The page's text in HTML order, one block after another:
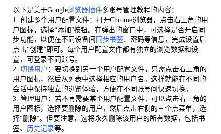
以下是关于Google浏览器插件多账号管理教程的内容：
1. 创建多个用户配置文件：打开Chrome浏览器，点击右上角的用
户图标，选择“添加”按钮。在弹出的窗口中，可选择是否开启同
步功能，以便在不同设备间 同步书签、密码等信息，完成设置后
点击“创建”即可。每个用户配置文件都有独立的浏览数据和设
置，可登录不同账号。
2. 切换用户 ：要切换到另一个用户配置文件，只需点击右上角的
用户图标，然后从列表中选择相应的用户名。这样就能在不同的
会话中保持独立的浏览体验，方便在不同账号间快速切换。
3. 管理用户：若不再需要某个用户配置文件，可以点击右上角的
用户图标，选择要删除的用户，然后点击右侧的三个点菜单，选
择“删除”。但要注意，这将永久删除该用户的所有数据，包括书
签、 历史记录等。